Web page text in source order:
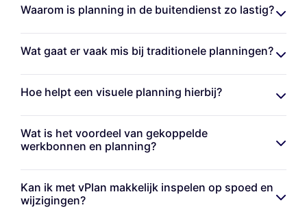
Waarom is planning in de buitendienst zo lastig?
Wat gaat er vaak mis bij traditionele planningen?
Hoe helpt een visuele planning hierbij?
Wat is het voordeel van gekoppelde
werkbonnen en planning?
Kan ik met vPlan makkelijk inspelen op spoed en
wijzigingen?